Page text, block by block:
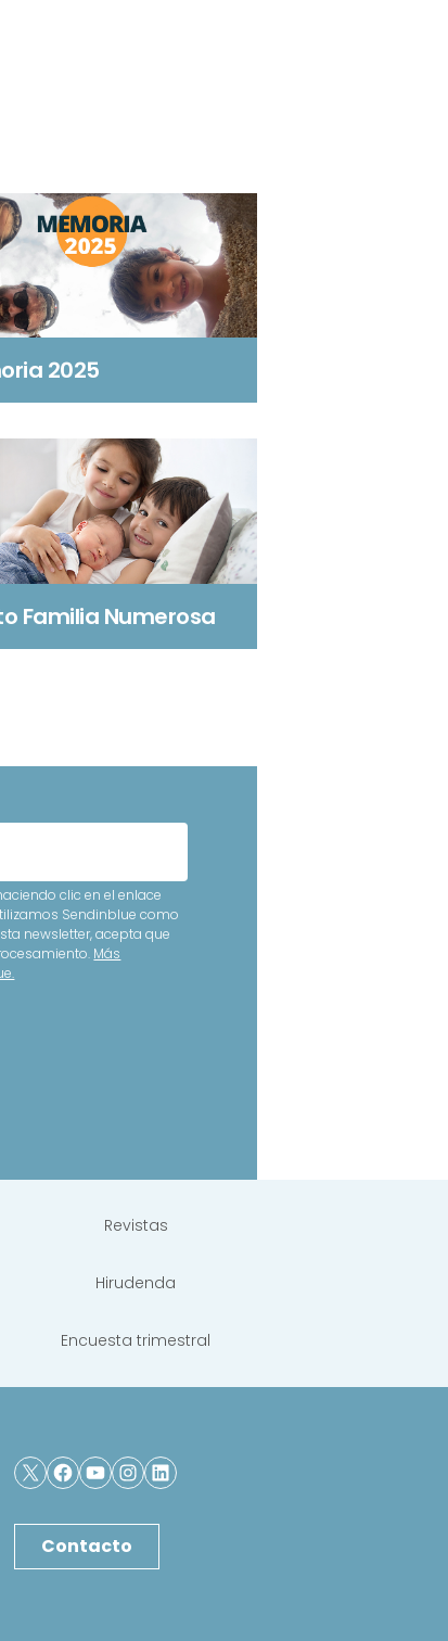
2025
Familia Numerosa
clic en el enlace
Sendinblue como
newsletter, acepta que
Más
Revistas
Hirudenda
Encuesta trimestral
X Facebook
YouTube
Instagram
LinkedIn
Contacto